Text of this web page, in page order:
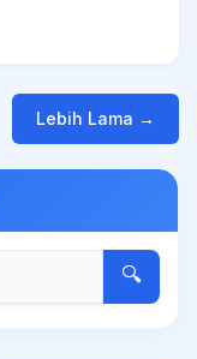
Lebih Lama →
🔍